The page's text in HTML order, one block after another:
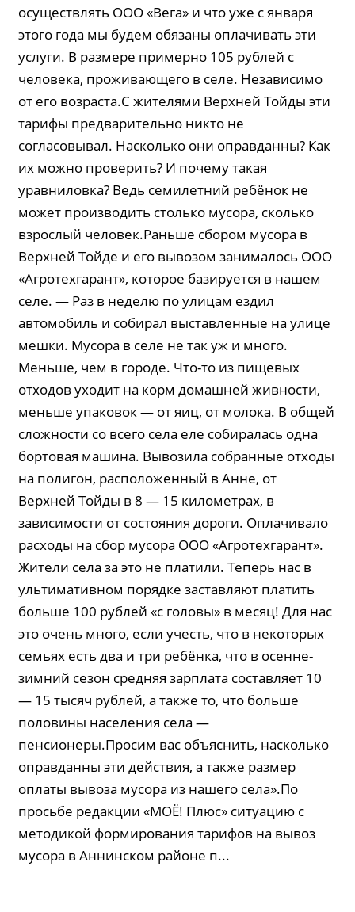
осуществлять ООО «Вега» и что уже с января
этого года мы будем обязаны оплачивать эти
услуги. В размере примерно 105 рублей с
человека, проживающего в селе. Независимо
от его возраста.С жителями Верхней Тойды эти
тарифы предварительно никто не
согласовывал. Насколько они оправданны? Как
их можно проверить? И почему такая
уравниловка? Ведь семилетний ребёнок не
может производить столько мусора, сколько
взрослый человек.Раньше сбором мусора в
Верхней Тойде и его вывозом занималось ООО
«Агротехгарант», которое базируется в нашем
селе. — Раз в неделю по улицам ездил
автомобиль и собирал выставленные на улице
мешки. Мусора в селе не так уж и много.
Меньше, чем в городе. Что-то из пищевых
отходов уходит на корм домашней живности,
меньше упаковок — от яиц, от молока. В общей
сложности со всего села еле собиралась одна
бортовая машина. Вывозила собранные отходы
на полигон, расположенный в Анне, от
Верхней Тойды в 8 — 15 километрах, в
зависимости от состояния дороги. Оплачивало
расходы на сбор мусора ООО «Агротехгарант».
Жители села за это не платили. Теперь нас в
ультимативном порядке заставляют платить
больше 100 рублей «с головы» в месяц! Для нас
это очень много, если учесть, что в некоторых
семьях есть два и три ребёнка, что в осенне-
зимний сезон средняя зарплата составляет 10
— 15 тысяч рублей, а также то, что больше
половины населения села —
пенсионеры.Просим вас объяснить, насколько
оправданны эти действия, а также размер
оплаты вывоза мусора из нашего села».По
просьбе редакции «МОЁ! Плюс» ситуацию с
методикой формирования тарифов на вывоз
мусора в Аннинском районе п...